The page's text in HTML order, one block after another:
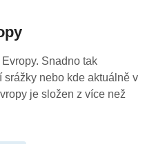
Snadno tak
srážky nebo kde aktuálně v
je složen z více než